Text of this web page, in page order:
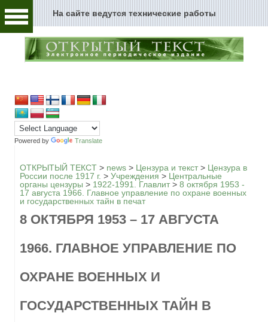
На сайте ведутся технические работы
Powered by Translate
ОТКРЫТЫЙ ТЕКСТ > news > Цензура и текст> Цензура в
России после 1917 г. > Учреждения > Центральные
органы цензуры > 1922-1991. Главлит> 8 октября 1953 -
17 августа 1966. Главное управление по охране военных
и государственных тайн в печат
8 ОКТЯБРЯ 1953 – 17 АВГУСТА
1966. ГЛАВНОЕ УПРАВЛЕНИЕ ПО
ОХРАНЕ ВОЕННЫХ И
ГОСУДАРСТВЕННЫХ ТАЙН В
Человек и текст
Текст пространства
Текст истории
Текст музыки
Текст музея
Глоссарий